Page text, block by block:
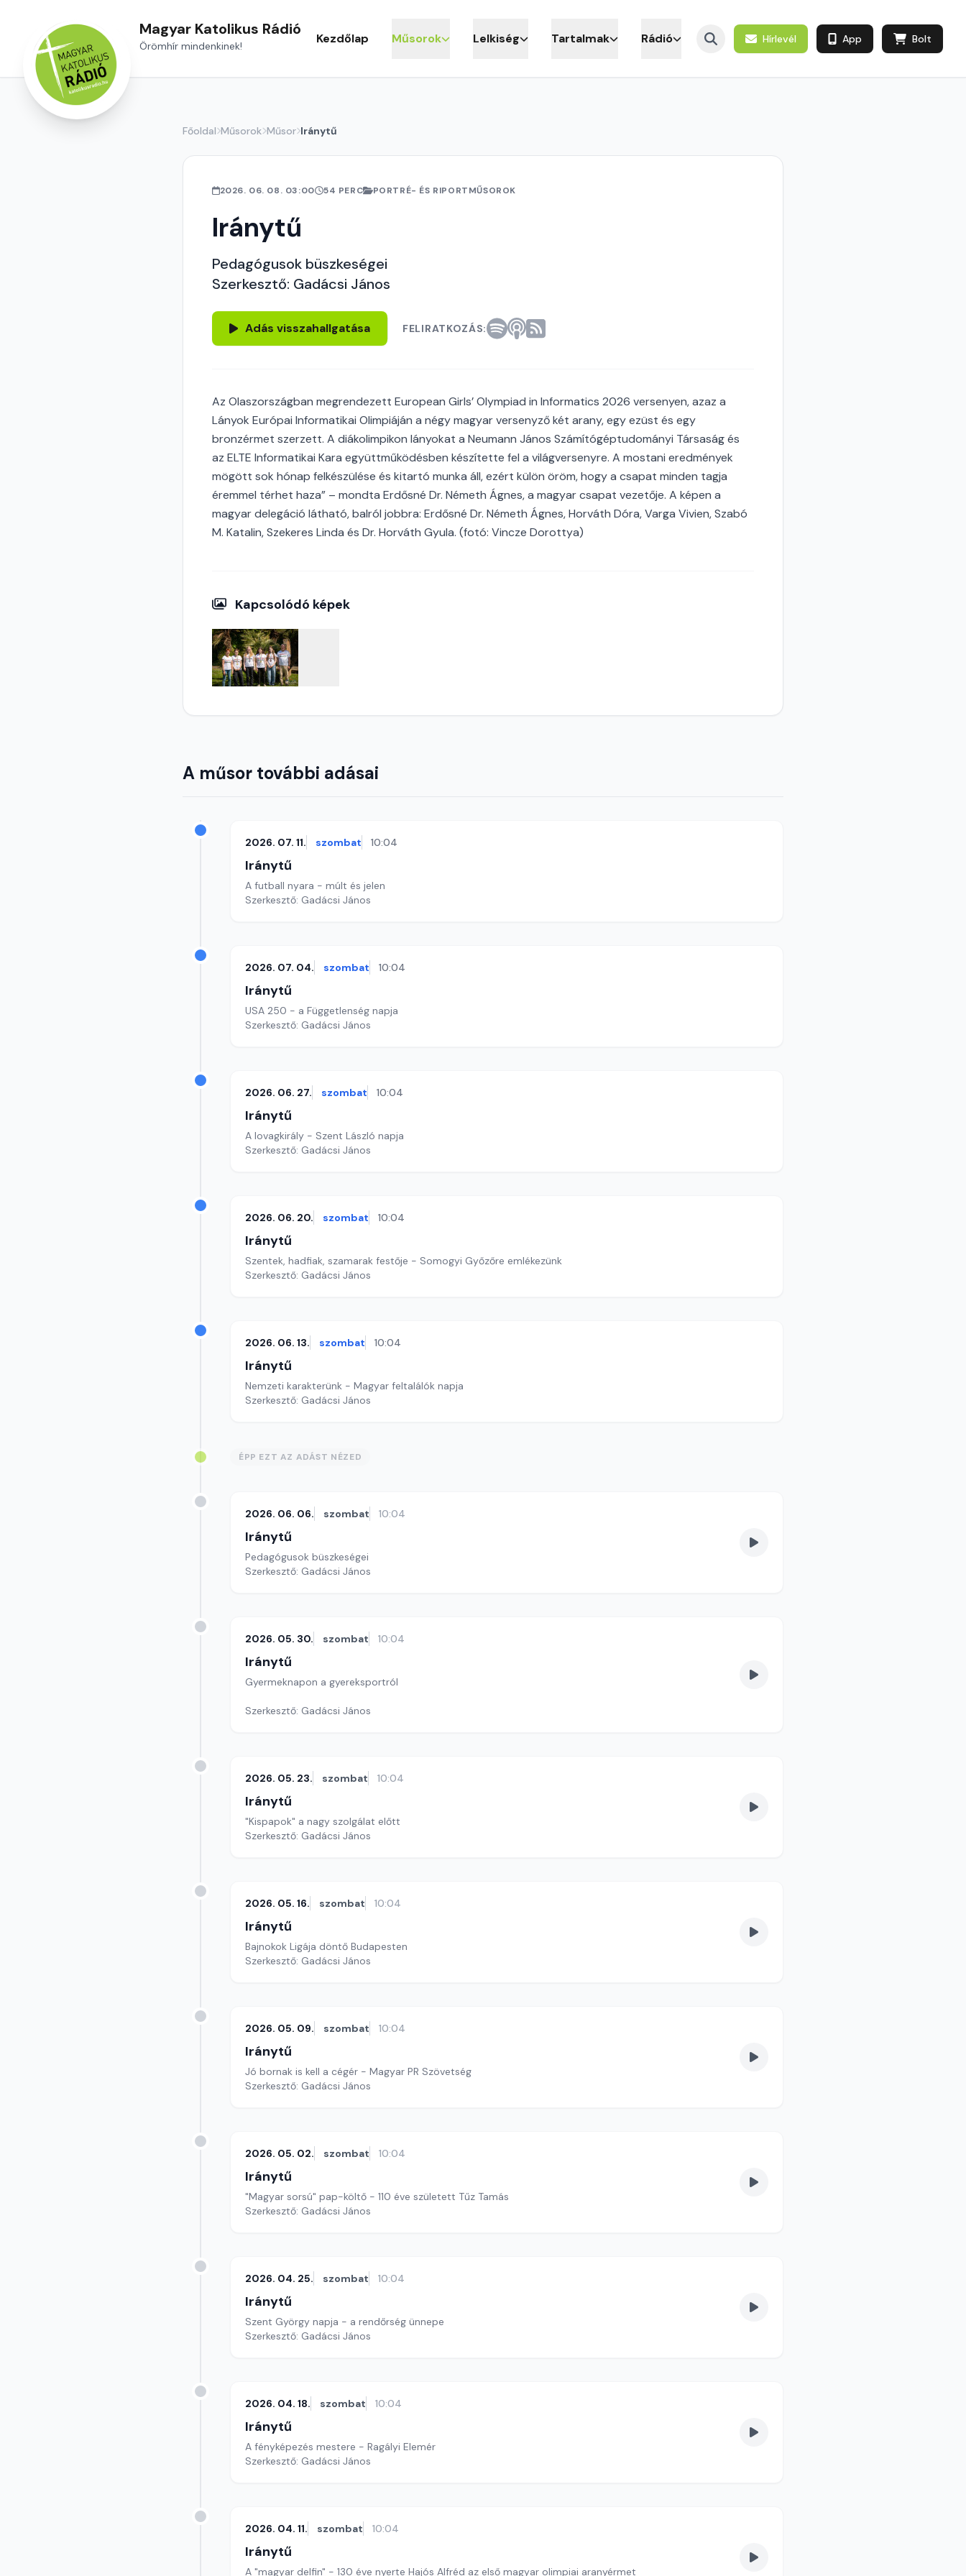
Magyar Katolikus Rádió
Örömhír mindenkinek! Kezdőlap Műsorok Lelkiség Tartalmak Rádió Hírlevél App Bolt
Főoldal Műsorok Műsor Iránytű
2026. 06. 08. 03:00 54 PERC PORTRÉ- ÉS RIPORTMŰSOROK
Iránytű
Pedagógusok büszkeségei
Szerkesztő: Gadácsi János
Adás visszahallgatása FELIRATKOZÁS:
Az Olaszországban megrendezett European Girls’ Olympiad in Informatics 2026 versenyen, azaz a
Lányok Európai Informatikai Olimpiáján a négy magyar versenyző két arany, egy ezüst és egy
bronzérmet szerzett. A diákolimpikon lányokat a Neumann János Számítógéptudományi Társaság és
az ELTE Informatikai Kara együttműködésben készítette fel a világversenyre. A mostani eredmények
mögött sok hónap felkészülése és kitartó munka áll, ezért külön öröm, hogy a csapat minden tagja
éremmel térhet haza” – mondta Erdősné Dr. Németh Ágnes, a magyar csapat vezetője. A képen a
magyar delegáció látható, balról jobbra: Erdősné Dr. Németh Ágnes, Horváth Dóra, Varga Vivien, Szabó
M. Katalin, Szekeres Linda és Dr. Horváth Gyula. (fotó: Vincze Dorottya)
Kapcsolódó képek
A műsor további adásai
2026. 07. 11. szombat 10:04
Iránytű
A futball nyara - múlt és jelen
Szerkesztő: Gadácsi János
2026. 07. 04. szombat 10:04
Iránytű
USA 250 - a Függetlenség napja
Szerkesztő: Gadácsi János
2026. 06. 27. szombat 10:04
Iránytű
A lovagkirály - Szent László napja
Szerkesztő: Gadácsi János
2026. 06. 20. szombat 10:04
Iránytű
Szentek, hadfiak, szamarak festője - Somogyi Győzőre emlékezünk
Szerkesztő: Gadácsi János
2026. 06. 13. szombat 10:04
Iránytű
Nemzeti karakterünk - Magyar feltalálók napja
Szerkesztő: Gadácsi János
ÉPP EZT AZ ADÁST NÉZED
2026. 06. 06. szombat 10:04
Iránytű
Pedagógusok büszkeségei
Szerkesztő: Gadácsi János
2026. 05. 30. szombat 10:04
Iránytű
Gyermeknapon a gyereksportról
Szerkesztő: Gadácsi János
2026. 05. 23. szombat 10:04
Iránytű
"Kispapok" a nagy szolgálat előtt
Szerkesztő: Gadácsi János
2026. 05. 16. szombat 10:04
Iránytű
Bajnokok Ligája döntő Budapesten
Szerkesztő: Gadácsi János
2026. 05. 09. szombat 10:04
Iránytű
Jó bornak is kell a cégér - Magyar PR Szövetség
Szerkesztő: Gadácsi János
2026. 05. 02. szombat 10:04
Iránytű
"Magyar sorsú" pap-költő - 110 éve született Tűz Tamás
Szerkesztő: Gadácsi János
2026. 04. 25. szombat 10:04
Iránytű
Szent György napja - a rendőrség ünnepe
Szerkesztő: Gadácsi János
2026. 04. 18. szombat 10:04
Iránytű
A fényképezés mestere - Ragályi Elemér
Szerkesztő: Gadácsi János
2026. 04. 11. szombat 10:04
Iránytű
A "magyar delfin" - 130 éve nyerte Hajós Alfréd az első magyar olimpiai aranyérmet